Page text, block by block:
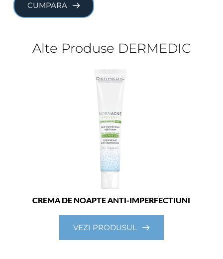
CUMPARA
Alte Produse DERMEDIC
CREMA DE NOAPTE ANTI-IMPERFECTIUNI
VEZI PRODUSUL